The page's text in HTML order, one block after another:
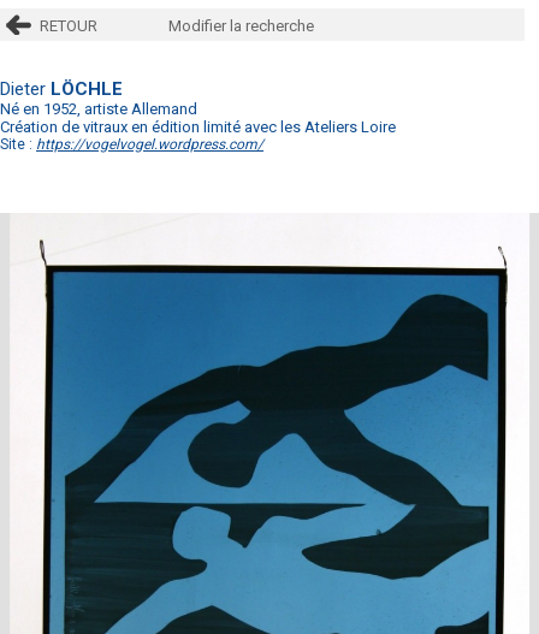
RETOUR Modifier la recherche
Dieter LÖCHLE
Né en 1952, artiste Allemand
Création de vitraux en édition limité avec les Ateliers Loire
Site : https://vogelvogel.wordpress.com/